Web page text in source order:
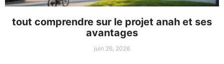
tout comprendre sur le projet anah et ses
avantages
juin 26, 2026